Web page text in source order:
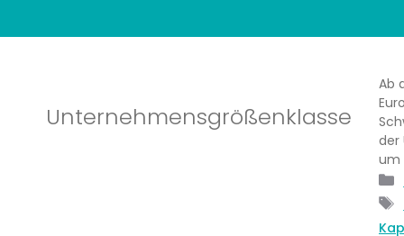
Unternehmensgrößenklasse
Ab
der
um